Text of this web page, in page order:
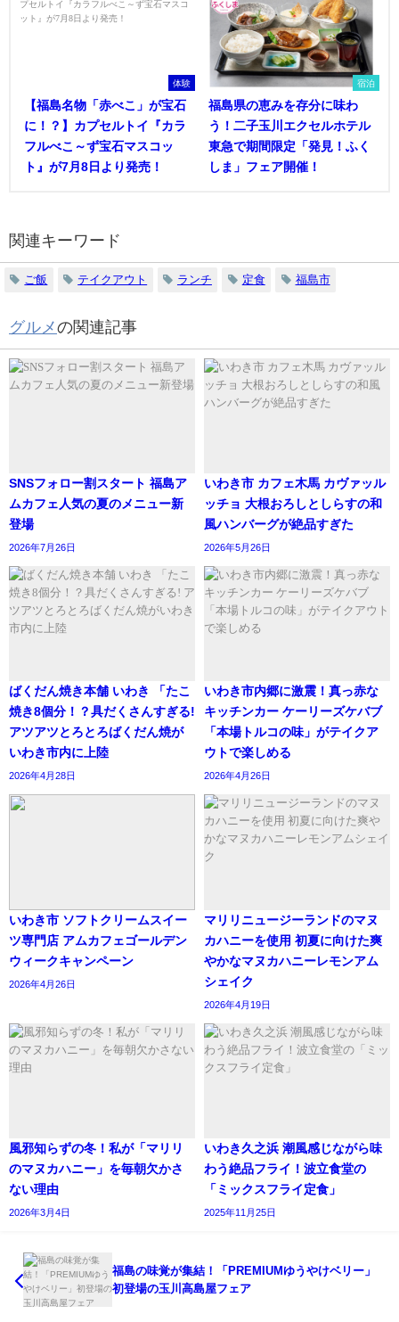
体験
【福島名物「赤べこ」が宝石
に！？】カプセルトイ『カラ
フルべこ～ず宝石マスコッ
ト』が7月8日より発売！
宿泊
福島県の恵みを存分に味わ
う！二子玉川エクセルホテル
東急で期間限定「発見！ふく
しま」フェア開催！
関連キーワード
ご飯 テイクアウト ランチ 定食 福島市
グルメの関連記事
SNSフォロー割スタート 福島ア
ムカフェ人気の夏のメニュー新
登場
2026年7月26日
いわき市 カフェ木馬 カヴァッル
ッチョ 大根おろしとしらすの和
風ハンバーグが絶品すぎた
2026年5月26日
ばくだん焼き本舗 いわき 「たこ
焼き8個分！？具だくさんすぎる!
アツアツとろとろばくだん焼が
いわき市内に上陸
2026年4月28日
いわき市内郷に激震！真っ赤な
キッチンカー ケーリーズケバブ
「本場トルコの味」がテイクア
ウトで楽しめる
2026年4月26日
いわき市 ソフトクリームスイー
ツ専門店 アムカフェゴールデン
ウィークキャンペーン
2026年4月26日
マリリニュージーランドのマヌ
カハニーを使用 初夏に向けた爽
やかなマヌカハニーレモンアム
シェイク
2026年4月19日
風邪知らずの冬！私が「マリリ
のマヌカハニー」を毎朝欠かさ
ない理由
2026年3月4日
いわき久之浜 潮風感じながら味
わう絶品フライ！波立食堂の
「ミックスフライ定食」
2025年11月25日
福島の味覚が集結！「PREMIUMゆうやけベリー」
初登場の玉川高島屋フェア